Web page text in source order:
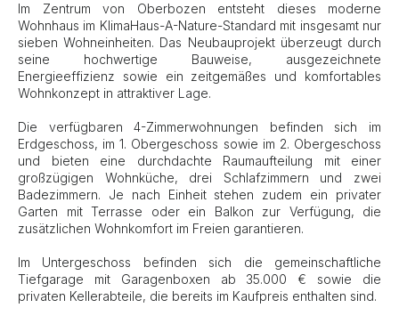
Im Zentrum von Oberbozen entsteht dieses moderne
Wohnhaus im KlimaHaus-A-Nature-Standard mit insgesamt nur
sieben Wohneinheiten. Das Neubauprojekt überzeugt durch
seine hochwertige Bauweise, ausgezeichnete
Energieeffizienz sowie ein zeitgemäßes und komfortables
Wohnkonzept in attraktiver Lage.
Die verfügbaren 4-Zimmerwohnungen befinden sich im
Erdgeschoss, im 1. Obergeschoss sowie im 2. Obergeschoss
und bieten eine durchdachte Raumaufteilung mit einer
großzügigen Wohnküche, drei Schlafzimmern und zwei
Badezimmern. Je nach Einheit stehen zudem ein privater
Garten mit Terrasse oder ein Balkon zur Verfügung, die
zusätzlichen Wohnkomfort im Freien garantieren.
Im Untergeschoss befinden sich die gemeinschaftliche
Tiefgarage mit Garagenboxen ab 35.000 € sowie die
privaten Kellerabteile, die bereits im Kaufpreis enthalten sind.